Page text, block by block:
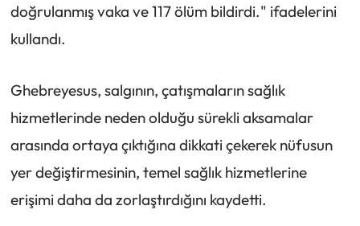
doğrulanmış vaka ve 117 ölüm bildirdi." ifadelerini
kullandı.
Ghebreyesus, salgının, çatışmaların sağlık
hizmetlerinde neden olduğu sürekli aksamalar
arasında ortaya çıktığına dikkati çekerek nüfusun
yer değiştirmesinin, temel sağlık hizmetlerine
erişimi daha da zorlaştırdığını kaydetti.